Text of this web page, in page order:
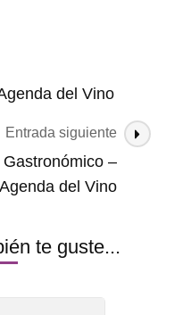
del Vino
Entrada siguiente
–
Agenda del Vino
te guste...